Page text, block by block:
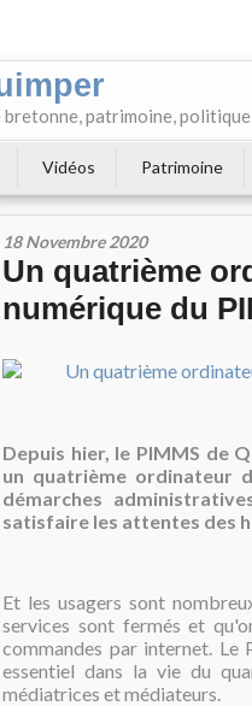
patrimoine,
Vidéos Patrimoine
18 Novembre 2020
Un quatrième
numérique du
Depuis hier, le PIMMS de
un quatrième ordinateur
démarches
satisfaire les attentes des
Et les usagers sont
services sont fermés et
commandes par internet. Le
essentiel dans la vie du
médiatrices et médiateurs.